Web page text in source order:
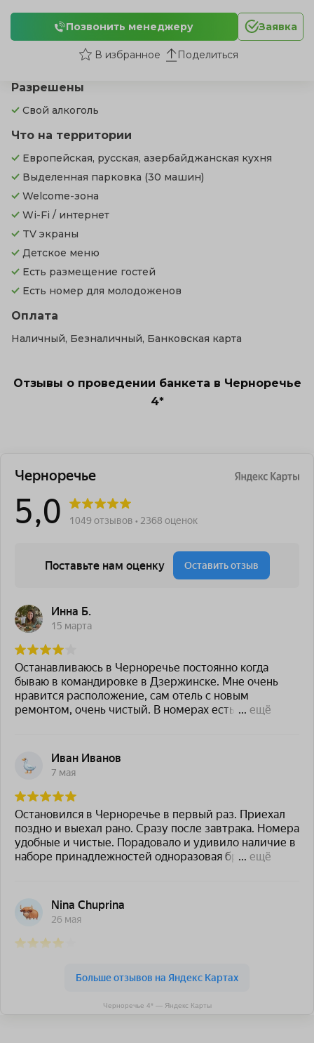
Разрешены
Свой алкоголь
Что на территории
Европейская, русская, азербайджанская кухня
Выделенная парковка (30 машин)
Welcome-зона
Wi-Fi / интернет
TV экраны
Детское меню
Есть размещение гостей
Есть номер для молодоженов
Оплата
Наличный, Безналичный, Банковская карта
Отзывы о проведении банкета в Черноречье
4*
Черноречье 4* — Яндекс Карты
Позвонить менеджеру Заявка
Поделиться